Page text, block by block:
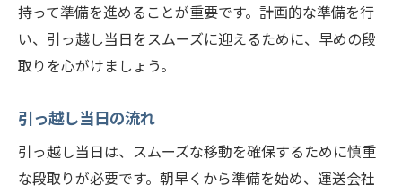
持って準備を進めることが重要です。計画的な準備を行
い、引っ越し当日をスムーズに迎えるために、早めの段
取りを心がけましょう。
引っ越し当日の流れ
引っ越し当日は、スムーズな移動を確保するために慎重
な段取りが必要です。朝早くから準備を始め、運送会社